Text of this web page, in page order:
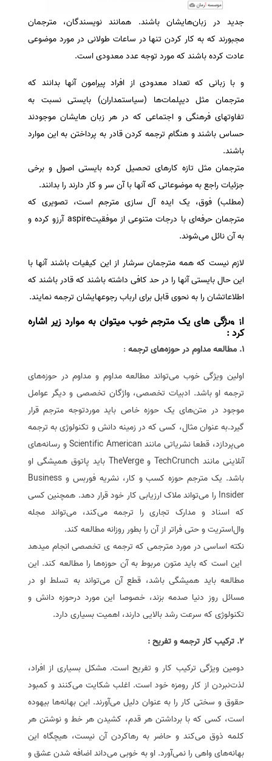
جدید در زبان‌هایشان باشند. همانند نویسندگان، مترجمان
مجبورند که به کار کردن تنها در ساعات طولانی در مورد موضوعی
عادت کرده باشند که مورد توجه عدد معدودی است.
و با زبانی که تعداد معدودی از افراد پیرامون آنها بدانند که
مترجمان مثل دیپلمات‌ها (سیاستمداران) بایستی نسبت به
تفاوتهای فرهنگی و اجتماعی که در هر زبان هایشان موجودند
حساس باشند و هنگام ترجمه کردن قادر به پرداختن به این موارد
باشند.
مترجمان مثل تازه کارهای تحصیل کرده بایستی اصول و برخی
جزئیات راجع به موضوعاتی که آنها با آن سر و کار دارند را بدانند.
(مطلب) فوق، یک ایده آل سازی مترجم است، تصویری که
مترجمان حرفه‌ای با درجات متنوعی از موفقیتaspire آرزو کرده و
به آن نائل می‌شوند.
لازم نیست که همه مترجمان سرشار از این کیفیات باشند آنها با
این حال بایستی آنها را در حد کافی داشته باشند که قادر باشند که
اطلاعاتشان را به نحوی قابل برای ارباب رجوعهایشان ترجمه نمایند.
از ویژگی های یک مترجم خوب میتوان به موارد زیر اشاره
کرد :
1. مطالعه مداوم در حوزه‌های ترجمه
:
اولین ویژگی خوب می‌تواند مطالعه مداوم و مداوم در حوزه‌های
ترجمه او باشد. ادبیات تخصصی، واژگان تخصصی و دیگر عوامل
موجود در متن‌های یک حوزه خاص باید موردتوجه مترجم قرار
گیرد.به عنوان مثال، کسی که در زمینه دانش و تکنولوژی به ترجمه
می‌پردازد، قطعا نشریاتی مانند Scientific Americanو رسانه‌های
آنلاینی مانند TechCrunchوTheVerge باید پاتوق همیشگی او
باشد. یک مترجم حوزه کسب و کار، نشریه فوربس و Business
Insider را می‌تواند ملاک ارزیابی کار خود قرار دهد. همچنین کسی
که اسناد و مدارک تجاری را ترجمه می‌کند، می‌تواند مجله
وال‌استریت و حتی فراتر از آن را بطور روزانه مطالعه کند.
نکته اساسی در مورد مترجمی که ترجمه ی تخصصی انجام میدهد
این است که باید متون مربوط به آن حوزه‌ها را مطالعه کند. این
مطالعه باید همیشگی باشد، قطع آن می‌تواند به تسلط او در
مسائل روز دنیا صدمه بزند، خصوصا این مورد درحوزه دانش و
تکنولوژی که سرعت رشد بالایی دارند، اهمیت بسیاری دارد.
2. ترکیب کار ترجمه و تفریح :
دومین ویژگی ترکیب کار و تفریح است. مشکل بسیاری از افراد،
لذت‌نبردن از کار رومزه خود است. اغلب شکایت می‌کنند و کمبود
حقوق و سختی کار را به عنوان دلیل می‌آورند. این بهانه‌ها بیهوده
است، کسی که با برداشتن هر قدم، کشیدن هر خط و نوشتن هر
کلمه ذوق می‌کند و حاضر به رهاکردن آن نیست، هیچگاه این
بهانه‌های واهی را نمی‌آورد. او به خوبی می‌داند اضافه‌ شدن عشق و